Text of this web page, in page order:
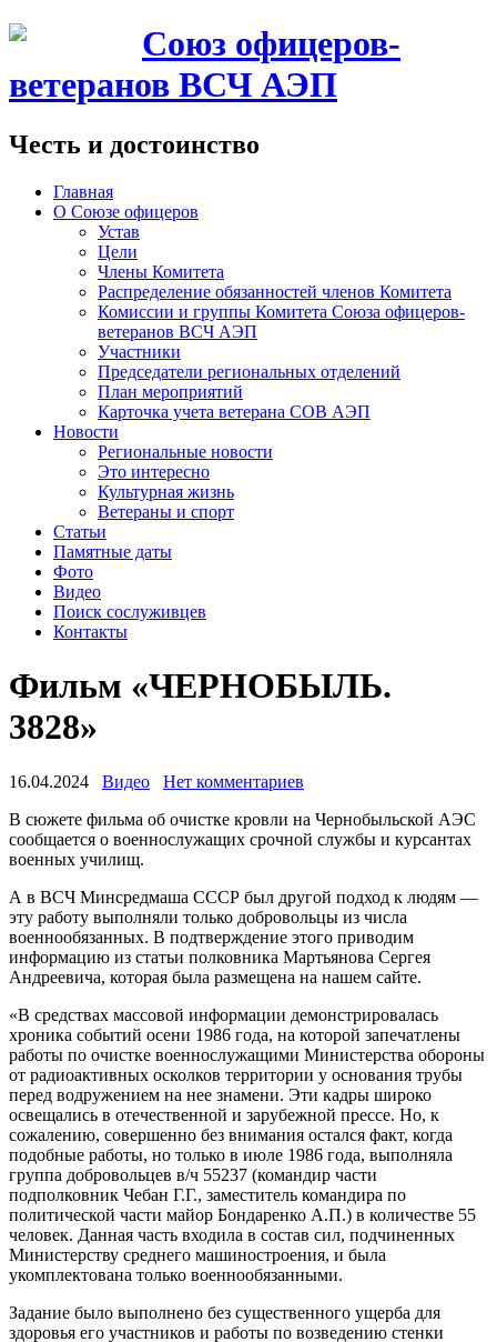
Союз офицеров-
ветеранов ВСЧ АЭП
Честь и достоинство
Главная
О Союзе офицеров
Устав
Цели
Члены Комитета
Распределение обязанностей членов Комитета
Комиссии и группы Комитета Союза офицеров-
ветеранов ВСЧ АЭП
Участники
Председатели региональных отделений
План мероприятий
Карточка учета ветерана CОВ АЭП
Новости
Региональные новости
Это интересно
Культурная жизнь
Ветераны и спорт
Статьи
Памятные даты
Фото
Видео
Поиск сослуживцев
Контакты
Фильм «ЧЕРНОБЫЛЬ.
3828»
16.04.2024 Видео
Нет комментариев
В сюжете фильма об очистке кровли на Чернобыльской АЭС
сообщается о военнослужащих срочной службы и курсантах
военных училищ.
А в ВСЧ Минсредмаша СССР был другой подход к людям —
эту работу выполняли только добровольцы из числа
военнообязанных. В подтверждение этого приводим
информацию из статьи полковника Мартьянова Сергея
Андреевича, которая была размещена на нашем сайте.
«В средствах массовой информации демонстрировалась
хроника событий осени 1986 года, на которой запечатлены
работы по очистке военнослужащими Министерства обороны
от радиоактивных осколков территории у основания трубы
перед водружением на нее знамени. Эти кадры широко
освещались в отечественной и зарубежной прессе. Но, к
сожалению, совершенно без внимания остался факт, когда
подобные работы, но только в июле 1986 года, выполняла
группа добровольцев в/ч 55237 (командир части
подполковник Чебан Г.Г., заместитель командира по
политической части майор Бондаренко А.П.) в количестве 55
человек. Данная часть входила в состав сил, подчиненных
Министерству среднего машиностроения, и была
укомплектована только военнообязанными.
Задание было выполнено без существенного ущерба для
здоровья его участников и работы по возведению стенки